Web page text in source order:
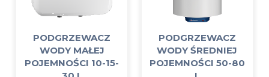
PODGRZEWACZ
WODY MAŁEJ
POJEMNOŚCI 10-15-
PODGRZEWACZ
WODY ŚREDNIEJ
POJEMNOŚCI 50-80